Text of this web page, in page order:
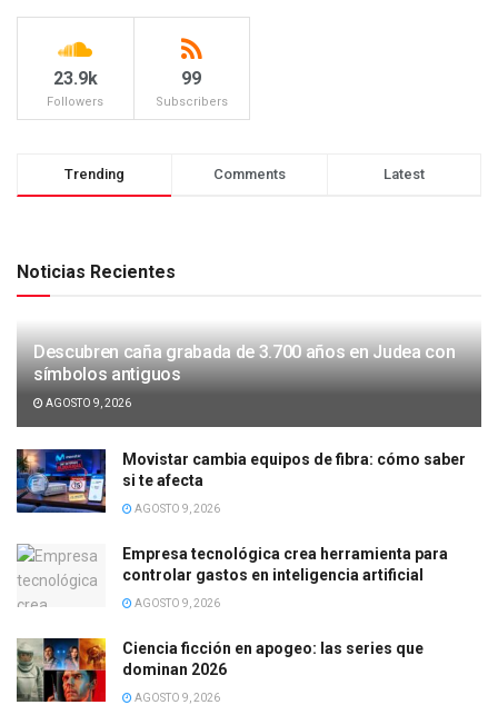
23.9k
Followers
99
Subscribers
Trending Comments Latest
Noticias Recientes
Descubren caña grabada de 3.700 años en Judea con
símbolos antiguos
AGOSTO 9, 2026
Movistar cambia equipos de fibra: cómo saber
si te afecta
AGOSTO 9, 2026
Empresa tecnológica crea herramienta para
controlar gastos en inteligencia artificial
AGOSTO 9, 2026
Ciencia ficción en apogeo: las series que
dominan 2026
AGOSTO 9, 2026